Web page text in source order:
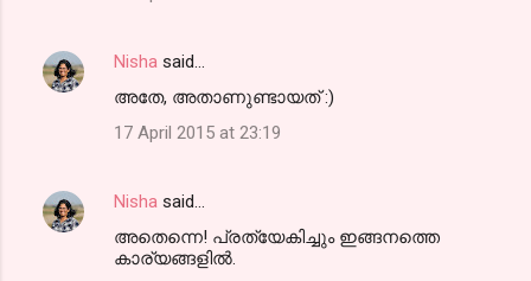
Nisha said…
അതേ, അതാണുണ്ടായത് :)
17 April 2015 at 23:19
Nisha said…
അതെന്നെ! പ്രത്യേകിച്ചും ഇങ്ങനത്തെ
കാര്യങ്ങളില്‍.